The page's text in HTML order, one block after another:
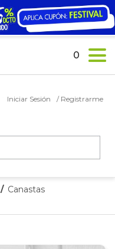
Iniciar Sesión / Registrarme
0
/ Canastas